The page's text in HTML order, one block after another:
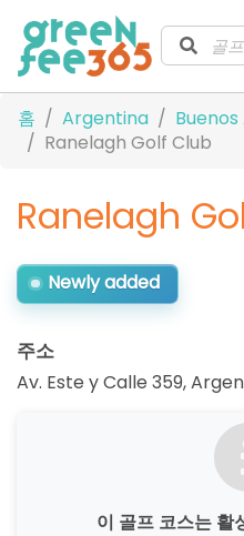
홈 Argentina Buenos
Ranelagh Golf Club
Ranelagh
Newly added
주소
Av. Este y Calle 359,
이 골프 코스는 활